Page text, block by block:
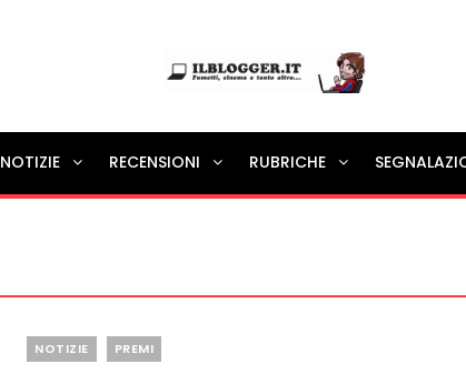
Ilblogger.it
Il portalino di blog |
NOTIZIE RECENSIONI RUBRICHE
Categories
NOTIZIE PREMI